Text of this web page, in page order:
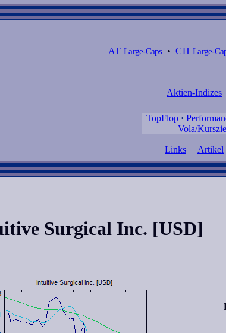
AT Large-Caps• CH Large-
Aktien-Indizes
TopFlop ·
Vola/
Links | Artikel
Surgical Inc. [USD]